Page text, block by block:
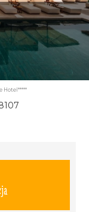
Hotel*****